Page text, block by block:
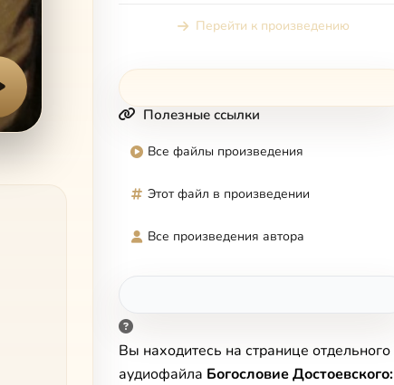
богословским и...
Перейти к произведению
Полезные ссылки
Все файлы произведения
Этот файл в произведении
Все произведения автора
Вы находитесь на странице отдельного
аудиофайла Богословие Достоевского: